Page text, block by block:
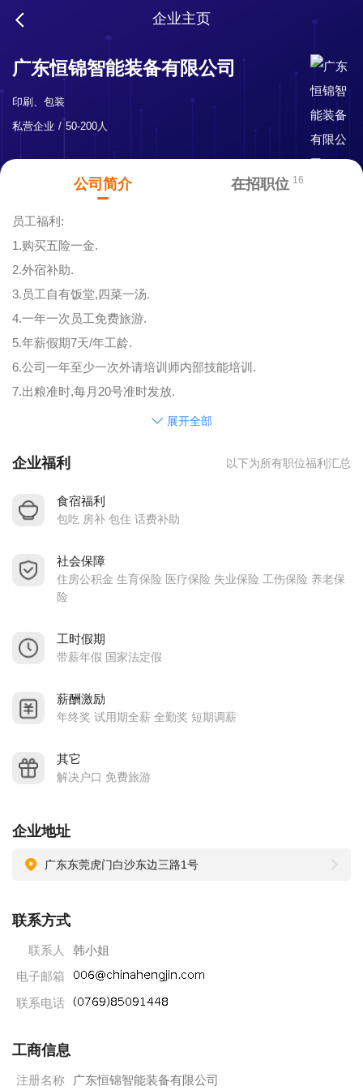
企业主页
广东恒锦智能装备有限公司
印刷、包装
私营企业
50-200人
公司简介 在招职位 16
员工福利:
1.购买五险一金.
2.外宿补助.
3.员工自有饭堂,四菜一汤.
4.一年一次员工免费旅游.
5.年薪假期7天/年工龄.
6.公司一年至少一次外请培训师内部技能培训.
7.出粮准时,每月20号准时发放.
8.公司座落于美丽的城镇东莞虎门,交通便利。
及相关耗材研发生产销售的公司。20多年来，恒锦公司凭借其
我们团结一心，力争上游！近年来，我们在国际上取得较高的
公司自成立以来，一直秉承“精湛源于用心”“以客户的要求为宗
旨”“永不言退”的理念，不懈致力自动化移印、 丝印技术的研究
恒锦机器和每一罐恒锦油墨。凭着坚定的信念和不懈的努力以
及近10年的机器制造经验，公司不断壮大；以东莞为主要的销
外客户的购买。
器，并以全新的业务模式，最优质的服务态度，竭诚为广大客
户提供服务，欢迎海内外客户的垂询！
展开全部
企业福利 以下为所有职位福利汇总
食宿福利
包吃 房补 包住 话费补助
社会保障
住房公积金 生育保险 医疗保险 失业保险 工伤保险 养老保
险
工时假期
带薪年假 国家法定假
薪酬激励
年终奖 试用期全薪 全勤奖 短期调薪
其它
解决户口 免费旅游
企业地址
广东东莞虎门白沙东边三路1号
联系方式
联系人
韩小姐
电子邮箱
联系电话
工商信息
注册名称 广东恒锦智能装备有限公司